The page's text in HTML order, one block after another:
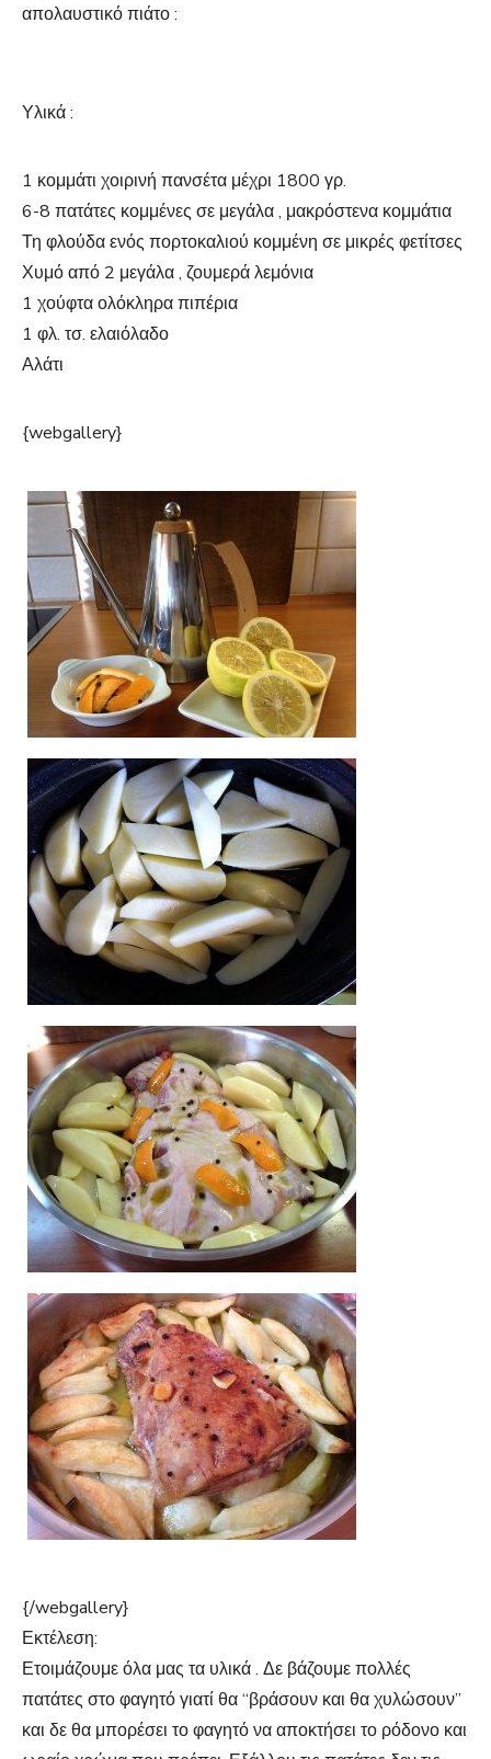
απολαυστικό πιάτο :
Υλικά :
1 κομμάτι χοιρινή πανσέτα μέχρι 1800 γρ.
6-8 πατάτες κομμένες σε μεγάλα , μακρόστενα κομμάτια
Τη φλούδα ενός πορτοκαλιού κομμένη σε μικρές φετίτσες
Χυμό από 2 μεγάλα , ζουμερά λεμόνια
1 χούφτα ολόκληρα πιπέρια
1 φλ. τσ. ελαιόλαδο
Αλάτι
{webgallery}
{/webgallery}
Εκτέλεση:
Ετοιμάζουμε όλα μας τα υλικά . Δε βάζουμε πολλές
πατάτες στο φαγητό γιατί θα “βράσουν και θα χυλώσουν”
και δε θα μπορέσει το φαγητό να αποκτήσει το ρόδονο και